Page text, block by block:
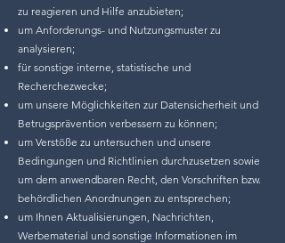
zu reagieren und Hilfe anzubieten;
um Anforderungs- und Nutzungsmuster zu
analysieren;
für sonstige interne, statistische und
Recherchezwecke;
um unsere Möglichkeiten zur Datensicherheit und
Betrugsprävention verbessern zu können;
um Verstöße zu untersuchen und unsere
Bedingungen und Richtlinien durchzusetzen sowie
um dem anwendbaren Recht, den Vorschriften bzw.
behördlichen Anordnungen zu entsprechen;
um Ihnen Aktualisierungen, Nachrichten,
Werbematerial und sonstige Informationen im